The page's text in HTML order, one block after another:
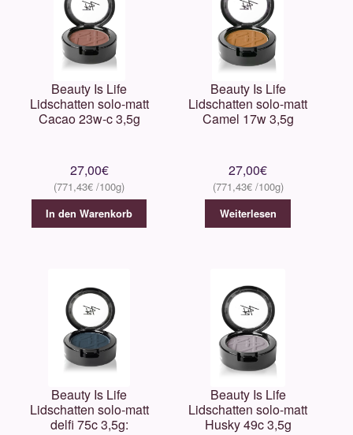
Beauty Is Life
Lidschatten solo-matt
Cacao 23w-c 3,5g
27,00€
771,43€
In den Warenkorb
Beauty Is Life
Lidschatten solo-matt
Camel 17w 3,5g
27,00€
771,43€
Weiterlesen
Beauty Is Life
Lidschatten solo-matt
delfi 75c 3,5g:
Beauty Is Life
Lidschatten solo-matt
Husky 49c 3,5g